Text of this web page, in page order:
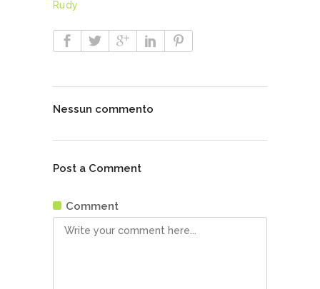
Rudy
Nessun commento
Post a Comment
Comment